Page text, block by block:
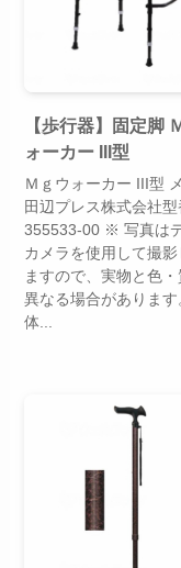
【歩行器】固定脚
ォーカー III型
Ｍｇウォーカー III型
田辺プレス株式会社型
355533-00 ※ 写真は
カメラを使用して撮影
ますので、実物と色
異なる場合があります
体...